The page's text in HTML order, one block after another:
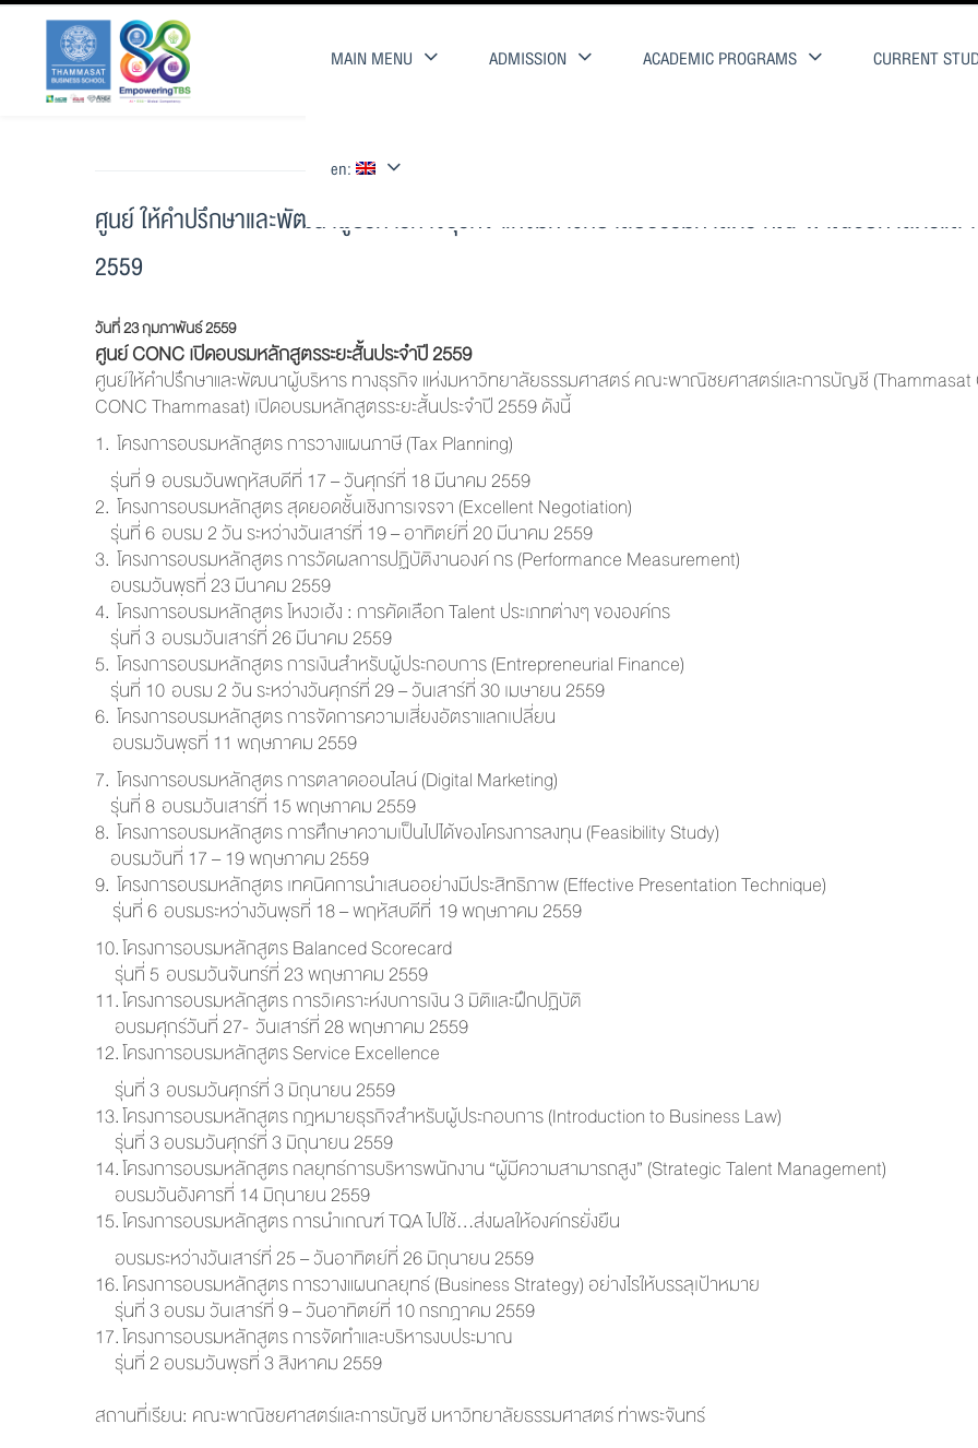
MAIN MENU ADMISSION ACADEMIC PROGRAMS CURRENT
en:
ศูนย์ ให้คำปรึกษาและพัฒนาผู้บริหารทางธุรกิจ แห่งมหาวิทยาลัยธรรมศาสตร์ คณะพาณิชยศาสตร์แล
2559
วันที่ 23 กุมภาพันธ์ 2559
ศูนย์ CONC เปิดอบรมหลักสูตรระยะสั้นประจำปี 2559
ศูนย์ให้คำปรึกษาและพัฒนาผู้บริหาร ทางธุรกิจ แห่งมหาวิทยาลัยธรรมศาสตร์ คณะพาณิชยศาสตร์และการบัญชี
CONC Thammasat) เปิดอบรมหลักสูตรระยะสั้นประจำปี 2559 ดังนี้
1. โครงการอบรมหลักสูตร การวางแผนภาษี (Tax Planning)
รุ่นที่ 9 อบรมวันพฤหัสบดีที่ 17 – วันศุกร์ที่ 18 มีนาคม 2559
2. โครงการอบรมหลักสูตร สุดยอดชั้นเชิงการเจรจา (Excellent Negotiation)
รุ่นที่ 6 อบรม 2 วัน ระหว่างวันเสาร์ที่ 19 – อาทิตย์ที่ 20 มีนาคม 2559
3. โครงการอบรมหลักสูตร การวัดผลการปฏิบัติงานองค์ กร (Performance Measurement)
อบรมวันพุธที่ 23 มีนาคม 2559
4. โครงการอบรมหลักสูตร โหงวเฮ้ง : การคัดเลือก Talent ประเภทต่างๆ ขององค์กร
รุ่นที่ 3 อบรมวันเสาร์ที่ 26 มีนาคม 2559
5. โครงการอบรมหลักสูตร การเงินสำหรับผู้ประกอบการ (Entrepreneurial Finance)
รุ่นที่ 10 อบรม 2 วัน ระหว่างวันศุกร์ที่ 29 – วันเสาร์ที่ 30 เมษายน 2559
6. โครงการอบรมหลักสูตร การจัดการความเสี่ยงอัตราแลกเปลี่ยน
อบรมวันพุธที่ 11 พฤษภาคม 2559
7. โครงการอบรมหลักสูตร การตลาดออนไลน์ (Digital Marketing)
รุ่นที่ 8 อบรมวันเสาร์ที่ 15 พฤษภาคม 2559
8. โครงการอบรมหลักสูตร การศึกษาความเป็นไปได้ของโครงการลงทุน (Feasibility Study)
อบรมวันที่ 17 – 19 พฤษภาคม 2559
9. โครงการอบรมหลักสูตร เทคนิคการนำเสนออย่างมีประสิทธิภาพ (Effective Presentation Technique)
รุ่นที่ 6 อบรมระหว่างวันพุธที่ 18 – พฤหัสบดีที่ 19 พฤษภาคม 2559
10.โครงการอบรมหลักสูตร Balanced Scorecard
รุ่นที่ 5 อบรมวันจันทร์ที่ 23 พฤษภาคม 2559
11.โครงการอบรมหลักสูตร การวิเคราะห์งบการเงิน 3 มิติและฝึกปฏิบัติ
อบรมศุกร์วันที่ 27- วันเสาร์ที่ 28 พฤษภาคม 2559
12.โครงการอบรมหลักสูตร Service Excellence
รุ่นที่ 3 อบรมวันศุกร์ที่ 3 มิถุนายน 2559
13.โครงการอบรมหลักสูตร กฎหมายธุรกิจสำหรับผู้ประกอบการ (Introduction to Business Law)
รุ่นที่ 3 อบรมวันศุกร์ที่ 3 มิถุนายน 2559
14.โครงการอบรมหลักสูตร กลยุทธ์การบริหารพนักงาน “ผู้มีความสามารถสูง” (Strategic Talent Management)
อบรมวันอังคารที่ 14 มิถุนายน 2559
15.โครงการอบรมหลักสูตร การนำเกณฑ์ TQA ไปใช้…ส่งผลให้องค์กรยั่งยืน
อบรมระหว่างวันเสาร์ที่ 25 – วันอาทิตย์ที่ 26 มิถุนายน 2559
16.โครงการอบรมหลักสูตร การวางแผนกลยุทธ์ (Business Strategy) อย่างไรให้บรรลุเป้าหมาย
รุ่นที่ 3 อบรม วันเสาร์ที่ 9 – วันอาทิตย์ที่ 10 กรกฎาคม 2559
17.โครงการอบรมหลักสูตร การจัดทำและบริหารงบประมาณ
รุ่นที่ 2 อบรมวันพุธที่ 3 สิงหาคม 2559
สถานที่เรียน: คณะพาณิชยศาสตร์และการบัญชี มหาวิทยาลัยธรรมศาสตร์ ท่าพระจันทร์